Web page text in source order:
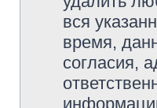
вся
время,
согласия,